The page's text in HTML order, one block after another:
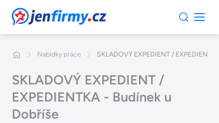
JenFirmy.cz
Nabídky práce SKLADOVÝ EXPEDIENT /
SKLADOVÝ EXPEDIENT /
EXPEDIENTKA - Budínek u
Dobříše